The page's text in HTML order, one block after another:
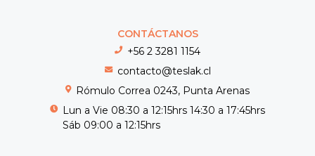
CONTÁCTANOS
+56 2 3281 1154
contacto@teslak.cl
Rómulo Correa 0243, Punta Arenas
Lun a Vie 08:30 a 12:15hrs 14:30 a 17:45hrs
Sáb 09:00 a 12:15hrs